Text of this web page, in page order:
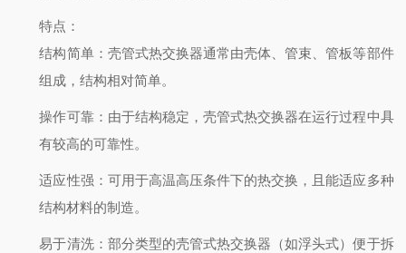
特点 ：
结构简单：壳管式热交换器通常由壳体、管束、管板等部件
组成，结构相对简单。
操作可靠：由于结构稳定，壳管式热交换器在运行过程中具
有较高的可靠性。
适应性强 ：可用于高温高压条件下的热交换，且能适应多种
结构材料的制造。
易于清洗：部分类型的壳管式热交换器（如浮头式）便于拆